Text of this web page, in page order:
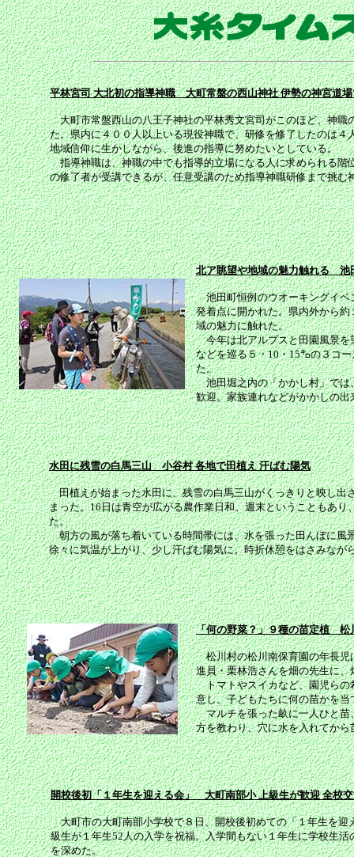
平林宮司 大北初の指導神職 大町常盤の西山神社 伊勢の神宮道
大町市常盤西山の八王子神社の平林秀文宮司がこのほど、神職
た。県内に４００人以上いる現役神職で、研修を修了したのは
地域信仰に生かしながら、後進の指導に努めたいとしている。
指導神職は、神職の中でも指導的立場になる人に求められる階
の修了者が受講できるが、任意受講のため指導神職研修まで挑む
北ア眺望や地域の魅力触れる 池
池田町恒例のウオーキングイベ
発着点に開かれた。県内外から
域の魅力に触れた。
今年は北アルプスと田園風景を
などを巡る５・10・15㌔の３コ
た。
池田堀之内の「かかし村」では
歓迎。家族連れなどがかかしの
水田に残雪の白馬三山 小谷村 各地で田植え 汗ばむ陽気
田植えが始まった水田に、残雪の白馬三山がくっきりと映し出
まった。16日は青空が広がる農作業日和。週末ということもあ
た。
朝方の風が落ち着いている時間帯には、水を張った田んぼに風
徐々に気温が上がり、少し汗ばむ陽気に。時折休憩をはさみなが
「何の野菜？」９種の苗定植 松
松川村の松川南保育園の年長児
進員・栗林浩さんを畑の先生に
トマトやスイカなど、園児らの
意し、子どもたちに何の苗かを
マルチを張った畝に一人ひと苗
方を教わり、穴に水を入れてか
開校後初「１年生を迎える会」 大町南部小 上級生が歓迎 全校
大町市の大町南部小学校で８日、開校後初めての「１年生を迎
級生が１年生52人の入学を祝福。入学間もない１年生に学校生
を深めた。